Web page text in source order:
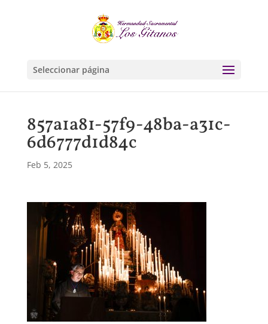
Seleccionar página
857a1a81-57f9-48ba-a31c-
6d6777d1d84c
Feb 5, 2025